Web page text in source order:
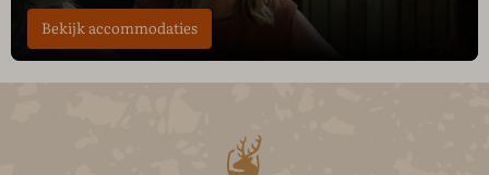
Bekijk accommodaties